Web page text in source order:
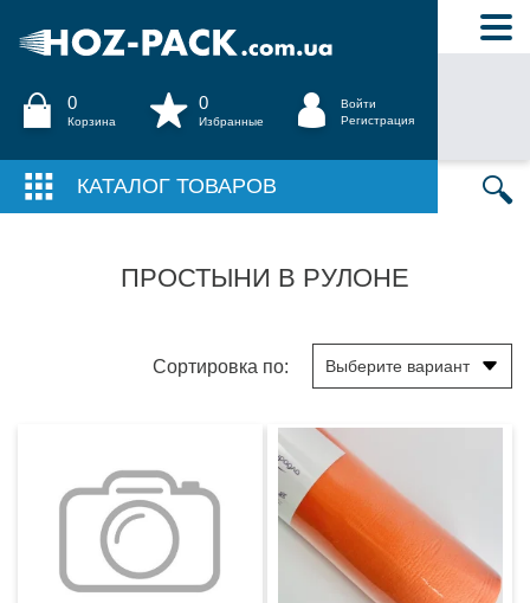
0
Корзина
0
Избранные
Войти
Регистрация
КАТАЛОГ ТОВАРОВ
ПРОСТЫНИ В РУЛОНЕ
Сортировка по: